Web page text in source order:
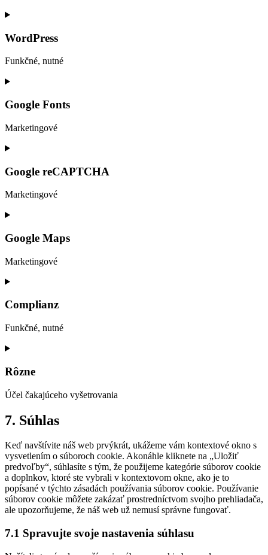
Consent
service
analytics
WordPress
Funkčné, nutné
Consent
service
wordpress
Google Fonts
Marketingové
Consent
service
google-
fonts
Google reCAPTCHA
Marketingové
Consent
service
google-
recaptcha
Google Maps
Marketingové
Consent
service
google-
maps
Complianz
Funkčné, nutné
Consent
service
Rôzne
Účel čakajúceho vyšetrovania
Consent
to
rôzne
7. Súhlas
Keď navštívite náš web prvýkrát, ukážeme vám kontextové okno s
vysvetlením o súboroch cookie. Akonáhle kliknete na „Uložiť
predvoľby“, súhlasíte s tým, že použijeme kategórie súborov cookie
a doplnkov, ktoré ste vybrali v kontextovom okne, ako je to
popísané v týchto zásadách používania súborov cookie. Používanie
súborov cookie môžete zakázať prostredníctvom svojho prehliadača,
ale upozorňujeme, že náš web už nemusí správne fungovať.
7.1 Spravujte svoje nastavenia súhlasu